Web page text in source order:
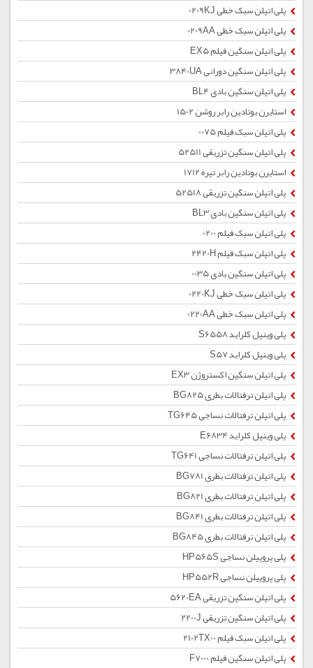
پلی اتیلن سبک خطی 0209KJ
پلی اتیلن سبک خطی 0209AA
پلی اتیلن سنگین فیلم EX5
پلی اتیلن سنگین دورانی 3840UA
پلی اتیلن سنگین بادی BL4
استایرن بوتادین رابر روشن 1502
پلی اتیلن سبک فیلم 0075
پلی اتیلن سنگین تزریقی 52511
استایرن بوتادین رابر تیره 1712
پلی اتیلن سنگین تزریقی 52518
پلی اتیلن سنگین بادی BL3
پلی اتیلن سبک فیلم 0200
پلی اتیلن سبک فیلم 2420H
پلی اتیلن سنگین بادی 0035
پلی اتیلن سبک خطی 0220KJ
پلی اتیلن سبک خطی 0220AA
پلی وینیل کلراید S6558
پلی وینیل کلراید S57
پلی اتیلن سنگین اکستروژن EX3
پلی اتیلن ترفتالات بطری BG825
پلی اتیلن ترفتالات نساجی TG645
پلی وینیل کلراید E6834
پلی اتیلن ترفتالات نساجی TG641
پلی اتیلن ترفتالات بطری BG781
پلی اتیلن ترفتالات بطری BG821
پلی اتیلن ترفتالات بطری BG841
پلی اتیلن ترفتالات بطری BG845
پلی پروپیلن نساجی HP565S
پلی پروپیلن نساجی HP552R
پلی اتیلن سنگین تزریقی 5620EA
پلی اتیلن سنگین تزریقی 2200J
پلی اتیلن سبک فیلم 2102TX00
پلی اتیلن سنگین فیلم F7000